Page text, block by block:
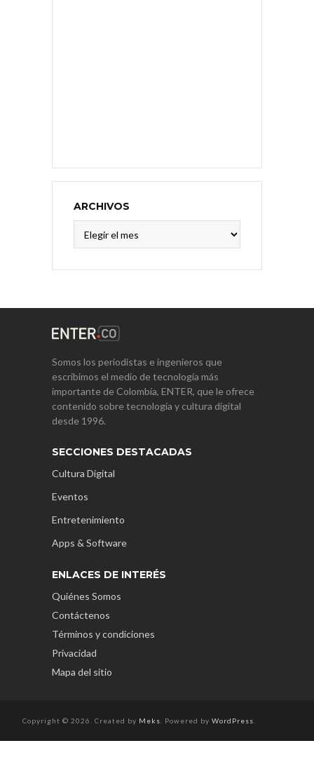
ARCHIVOS
Somos los periodistas e ingenieros que
escribimos el medio de tecnología más
importante de Colombia, ENTER, que le ofrece
contenido sobre tecnología y cultura digital
desde 1996.
SECCIONES DESTACADAS
Cultura Digital
Eventos
Entretenimiento
Apps & Software
ENLACES DE INTERÉS
Quiénes Somos
Contáctenos
Términos y condiciones
Privacidad
Mapa del sitio
Copyright © 2026. Created by Meks. Powered by WordPress.